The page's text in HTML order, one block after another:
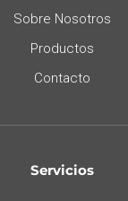
Sobre Nosotros
Productos
Contacto
Servicios